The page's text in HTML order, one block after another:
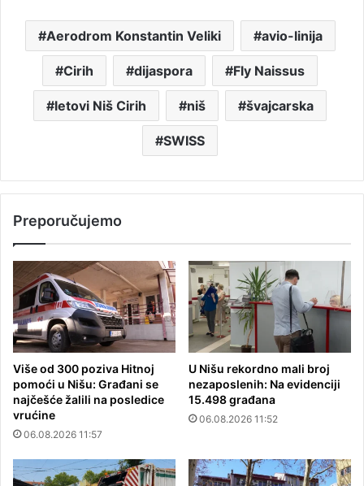
Aerodrom Konstantin Veliki avio-linija
Cirih dijaspora Fly Naissus
letovi Niš Cirih niš švajcarska
SWISS
Preporučujemo
Više od 300 poziva Hitnoj
pomoći u Nišu: Građani se
najčešće žalili na posledice
vrućine
06.08.2026 11:57
U Nišu rekordno mali broj
nezaposlenih: Na evidenciji
15.498 građana
06.08.2026 11:52